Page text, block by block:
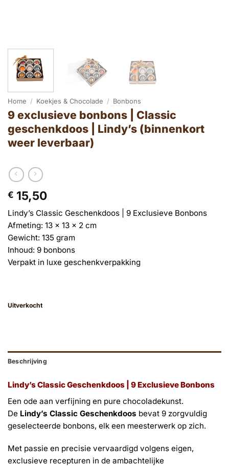
Home / Koekjes & Chocolade / Bonbons
9 exclusieve bonbons | Classic
geschenkdoos | Lindy’s (binnenkort
weer leverbaar)
€ 15,50
Lindy’s Classic Geschenkdoos | 9 Exclusieve Bonbons
Afmeting: 13 x 13 x 2 cm
Gewicht: 135 gram
Inhoud: 9 bonbons
Verpakt in luxe geschenkverpakking
Uitverkocht
Beschrijving
Lindy’s Classic Geschenkdoos | 9 Exclusieve Bonbons
Een ode aan verfijning en pure chocoladekunst.
De Lindy’s Classic Geschenkdoos bevat 9 zorgvuldig
geselecteerde bonbons, elk een meesterwerk op zich.
Met passie en precisie vervaardigd volgens eigen,
exclusieve recepturen in de ambachtelijke